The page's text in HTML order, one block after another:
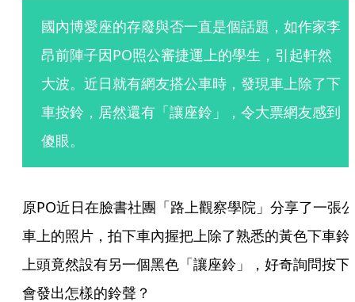
國內博愛座的存廢與否一直是個話題，如作家李
昂前陣子因PO照公審捷運上的學生，引起軒然
大波。近日就有網友搭公車時，發現車上除了下
車按鈴，居然還有「讓座鈴」，令大票網友感到
傻眼。
原PO近日在臉書社團「路上觀察學院」分享了一張公
車上的照片，拍下車內握把上除了熟悉的黃色下車鈴
上頭竟然設有另一個黑色「讓座鈴」，好奇詢問按下
會發出怎樣的鈴聲？